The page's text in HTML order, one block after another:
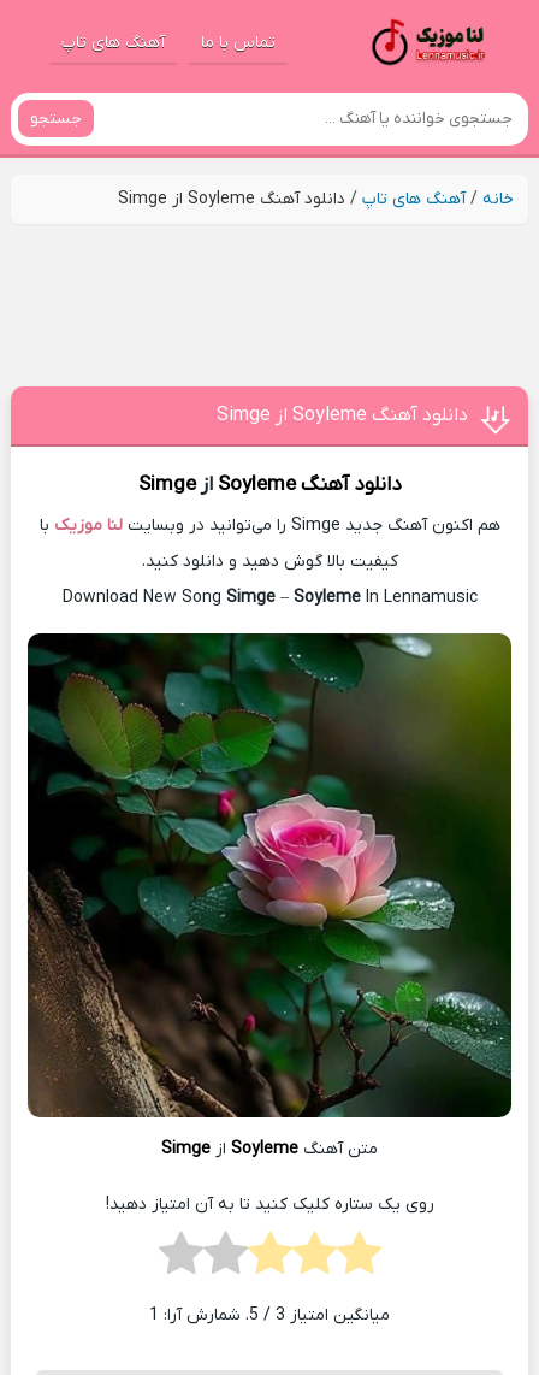
تماس با ما آهنگ های تاپ
جستجو
خانه/آهنگ های تاپ/ دانلود آهنگ Soyleme از Simge
دانلود آهنگ Soyleme از Simge
دانلود آهنگ Soyleme ازSimge
هم اکنون آهنگ جدید Simge را می‌توانید در وبسایت لنا موزیک با
کیفیت بالا گوش دهید و دانلود کنید.
Download New Song Simge– SoylemeIn Lennamusic
متن آهنگ Soyleme از Simge
روی یک ستاره کلیک کنید تا به آن امتیاز دهید!
میانگین امتیاز 3 / 5. شمارش آرا: 1